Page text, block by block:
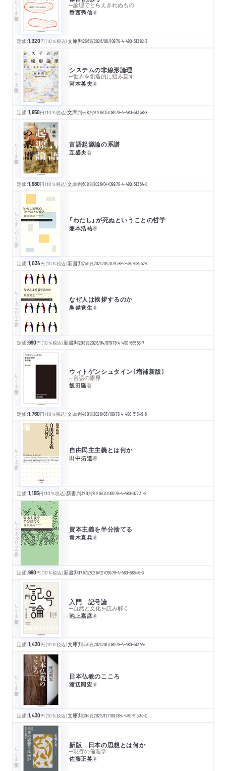
ちくま学芸文庫
─論理でとらえきれぬもの
香西秀信著
定価:1,320円 （10％税込）文庫判256頁2026/06/10978-4-480-51382-3
ちくま学芸文庫 システムの非線形論理
─世界を創造的に組み直す
河本英夫著
定価:1,650円 （10％税込）文庫判448頁2026/05/08978-4-480-51358-8
ちくま学芸文庫 言語起源論の系譜
互盛央著
定価:1,980円 （10％税込）文庫判608頁2026/04/09978-4-480-51354-0
ちくまプリマー新書 「わたし」が死ぬということの哲学
兼本浩祐著
定価:1,034円 （10％税込）新書判256頁2026/04/07978-4-480-68552-0
ちくまプリマー新書 なぜ人は挨拶するのか
鳥越覚生著
定価:990円 （10％税込）新書判208頁2026/04/07978-4-480-68553-7
ちくま学芸文庫 ウィトゲンシュタイン〔増補新版〕
─言語の限界
飯田隆著
定価:1,760円 （10％税込）文庫判480頁2026/03/10978-4-480-51349-6
ちくま新書 自由民主主義とは何か
田中拓道著
定価:1,155円 （10％税込）新書判320頁2026/03/09978-4-480-07731-8
ちくまプリマー新書 資本主義を半分捨てる
青木真兵著
定価:990円 （10％税込）新書判176頁2026/02/05978-4-480-68546-9
ちくま学芸文庫 入門 記号論
─自然と文化を読み解く
池上嘉彦著
定価:1,430円 （10％税込）文庫判336頁2026/01/08978-4-480-51344-1
ちくま学芸文庫 日本仏教のこころ
渡辺照宏著
定価:1,430円 （10％税込）文庫判304頁2025/12/10978-4-480-51334-2
ちくま学芸文庫 新版 日本の思想とは何か
─現存の倫理学
佐藤正英著